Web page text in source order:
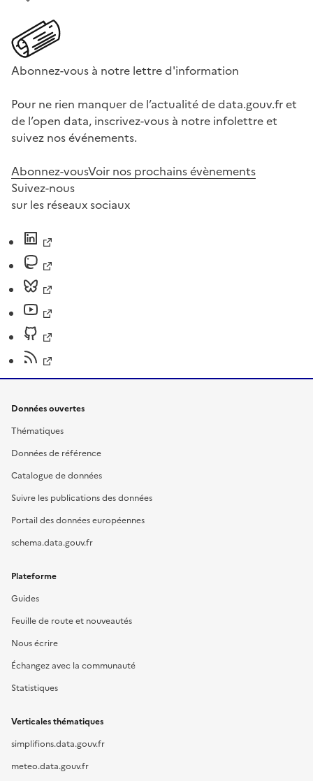
Abonnez-vous à notre lettre d'information
Pour ne rien manquer de l’actualité de data.gouv.fr et
de l’open data, inscrivez-vous à notre infolettre et
suivez nos événements.
Abonnez-vousVoir nos prochains évènements
Suivez-nous
sur les réseaux sociaux
Données ouvertes
Thématiques
Données de référence
Catalogue de données
Suivre les publications des données
Portail des données européennes
schema.data.gouv.fr
Plateforme
Guides
Feuille de route et nouveautés
Nous écrire
Échangez avec la communauté
Statistiques
Verticales thématiques
simplifions.data.gouv.fr
meteo.data.gouv.fr